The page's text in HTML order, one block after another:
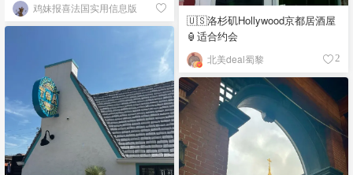
鸡妹报喜法国实用信息版
🇺🇸洛杉矶Hollywood京都居酒屋
🏮适合约会
北美deal蜀黎 2